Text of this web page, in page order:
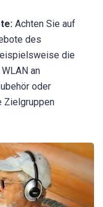
Achten Sie auf
des
die
an
oder
Zielgruppen